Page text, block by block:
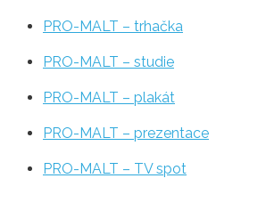
PRO-MALT – trhačka
PRO-MALT – studie
PRO-MALT – plakát
PRO-MALT – prezentace
PRO-MALT – TV spot